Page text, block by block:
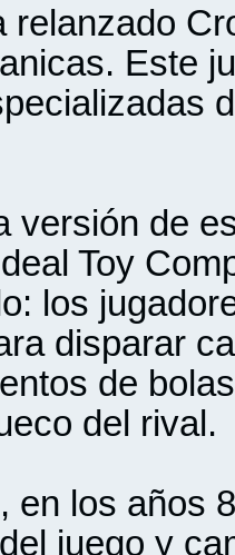
relanzado
Este
versión de
Toy
los
disparar
de
del rival.
en los años
juego y